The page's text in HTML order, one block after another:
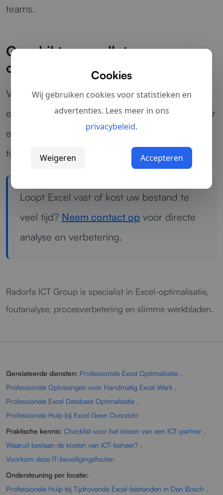
teams.
Geschikt voor elk type
organisatie
Van administratie en finance tot projectbeheer
en operations: wij zorgen ervoor dat Excel weer
een hulpmiddel wordt in plaats van een
tijdvreter.
Loopt Excel vast of kost uw bestand te
veel tijd? Neem contact op voor directe
analyse en verbetering.
Radorfa ICT Group is specialist in Excel-optimalisatie,
foutanalyse, procesverbetering en slimme werkbladen.
Gerelateerde diensten: Professionele Excel Optimalisatie ,
Professionele Oplossingen voor Handmatig Excel Werk ,
Professionele Excel Database Optimalisatie ,
Professionele Hulp bij Excel Geen Overzicht
Praktische kennis: Checklist voor het kiezen van een ICT-partner ,
Waaruit bestaan de kosten van ICT-beheer? ,
Voorkom deze IT-beveiligingsfouten
Ondersteuning per locatie:
Professionele Hulp bij Tijdrovende Excel-bestanden in Den Bosch ,
Cookies
Wij gebruiken cookies voor statistieken en
advertenties. Lees meer in ons
privacybeleid.
Weigeren Accepteren